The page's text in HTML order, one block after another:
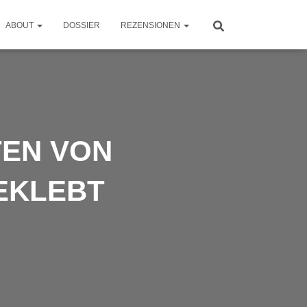
ABOUT DOSSIER REZENSIONEN
VON